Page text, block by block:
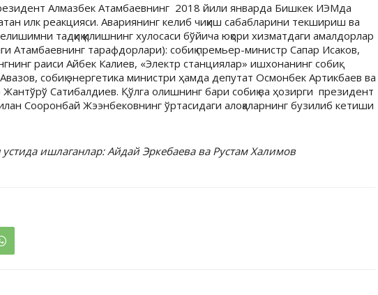
Алмазбек Атамбаевнинг 2018 йили январда Бишкек ИЭМда
илк реакцияси. Авариянинг келиб чиқиш сабабларини текшириш ва
тадқиқ қилишнинг хулосаси бўйича юқори хизматдаги амалдорлар
Атамбаевнинг тарафдорлари): собиқ премьер-министр Сапар Исаков,
раиси Айбек Калиев, «Электр станциялар» ишхонанинг собиқ
собиқ энергетика министри ҳамда депутат Осмонбек Артикбаев ва
Сатибалдиев. Қўлга олишнинг бари собиқ ва ҳозирги президент
Сооронбай Жээнбековнинг ўртасидаги алоқаларнинг бузилиб кетиши
ишлаганлар: Айдай Эркебаева ва Рустам Халимов